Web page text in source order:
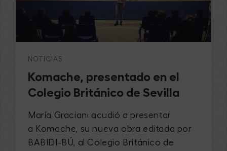
NOTICIAS
Komache, presentado en el
Colegio Británico de Sevilla
María Graciani acudió a presentar
a Komache, su nueva obra editada por
BABIDI-BÚ, al Colegio Británico de